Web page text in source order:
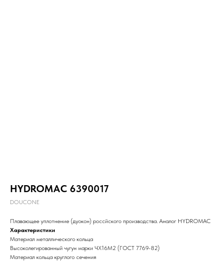
HYDROMAC 6390017
DOUCONE
Плавающее уплотнение (дуокон) россйского производства. Аналог HYDROMAC
Характеристики
Материал металлического кольца
Высоколегированный чугун марки ЧХ16М2 (ГОСТ 7769-82)
Материал кольца круглого сечения